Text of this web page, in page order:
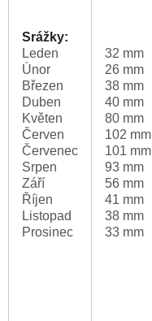
Srážky:
Leden
Únor
Březen
Duben
Květen
Červen
Červenec
Srpen
Září
Říjen
Listopad
Prosinec
32 mm
26 mm
38 mm
40 mm
80 mm
102 mm
101 mm
93 mm
56 mm
41 mm
38 mm
33 mm